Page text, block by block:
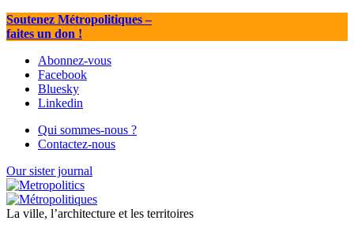
Soutenez Métropolitiques–
faites un don !
Abonnez-vous
Facebook
Bluesky
Linkedin
Qui sommes-nous ?
Contactez-nous
Our sister journal
La ville, l’architecture et les territoires